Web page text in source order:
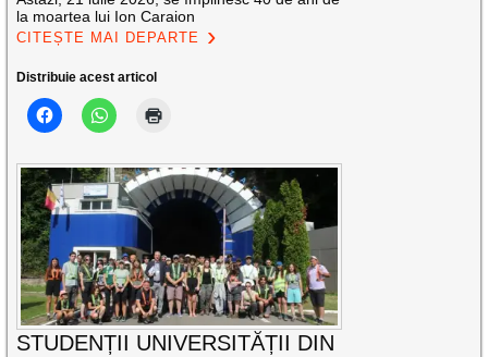
la moartea lui Ion Caraion
CITEȘTE MAI DEPARTE
Distribuie acest articol
STUDENȚII UNIVERSITĂȚII DIN